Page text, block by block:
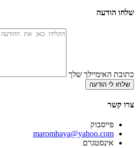
שלחו הודעה
כתובת האימיילך שלך
שלחו לי הודעה
צרו קשר
פייסבוק
‫maromhaya@yahoo.com
אינסטגרם